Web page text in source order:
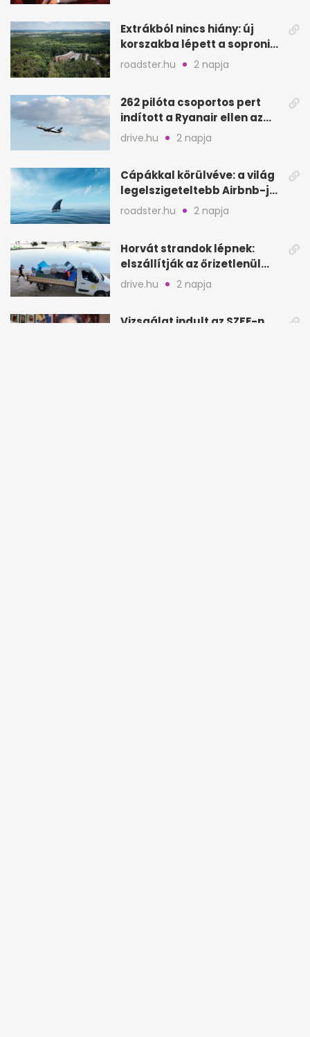
Extrákból nincs hiány: új
korszakba lépett a soproni
Fagus Hotel
roadster.hu 2 napja
262 pilóta csoportos pert
indított a Ryanair ellen az
Egyesült Királyságban
drive.hu 2 napja
Cápákkal körülvéve: a világ
legelszigeteltebb Airbnb-je
a nyílt tengeren
roadster.hu 2 napja
Horvát strandok lépnek:
elszállítják az őrizetlenül
hagyott törölközőket
drive.hu 2 napja
Vizsgálat indult az SZFE-n